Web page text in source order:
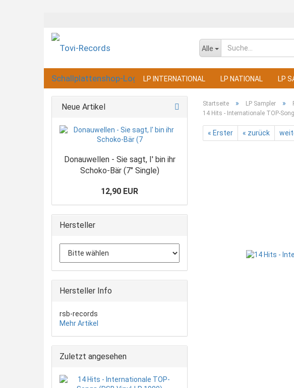
Alle
LP INTERNATIONAL LP NATIONAL LP
Startseite » LP Sampler »
14 Hits - Internationale TOP-
« Erster « zurück
Neue Artikel
Donauwellen - Sie sagt, I' bin ihr
Schoko-Bär (7" Single)
12,90 EUR
Hersteller
Hersteller Info
rsb-records
Mehr Artikel
Zuletzt angesehen